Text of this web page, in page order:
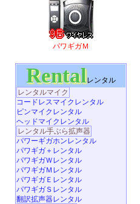
パワギガＭ
Rentalレンタル
レンタルマイク
コードレスマイクレンタル
ピンマイクレンタル
ヘッドマイクレンタル
レンタル手ぶら拡声器
パワーギガホンレンタル
パワギガ＋レンタル
パワギガＷレンタル
パワギガＭレンタル
パワギガＥレンタル
パワギガＳレンタル
翻訳拡声器レンタル